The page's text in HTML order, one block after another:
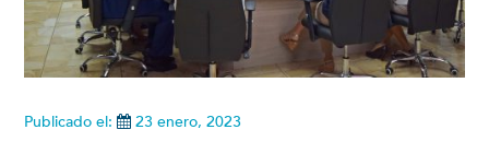
Publicado el: 23 enero, 2023